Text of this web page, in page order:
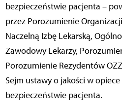
bezpieczeństwie pacjenta –
przez Porozumienie
Naczelną Izbę Lekarską,
Zawodowy Lekarzy,
Porozumienie Rezydentów
Sejm ustawy o jakości w
bezpieczeństwie pacjenta.